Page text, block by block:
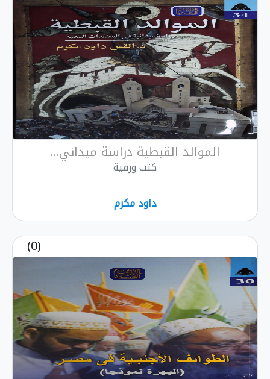
الموالد القبطية دراسة ميداني...
كتب ورقية
داود مكرم
(0)